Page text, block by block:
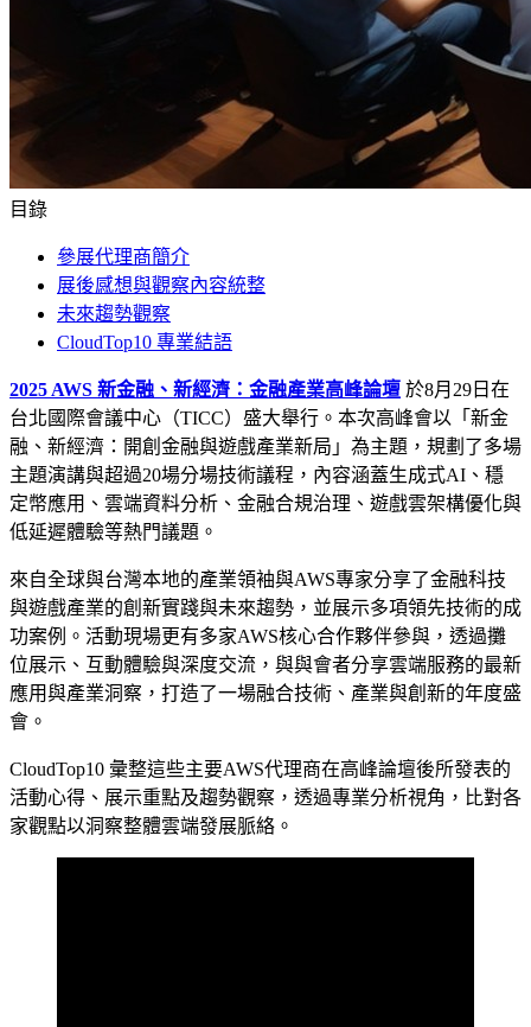
目錄
參展代理商簡介
展後感想與觀察內容統整
未來趨勢觀察
CloudTop10 專業結語
2025 AWS 新金融、新經濟：金融產業高峰論壇 於8月29日在
台北國際會議中心（TICC）盛大舉行。本次高峰會以「新金
融、新經濟：開創金融與遊戲產業新局」為主題，規劃了多場
主題演講與超過20場分場技術議程，內容涵蓋生成式AI、穩
定幣應用、雲端資料分析、金融合規治理、遊戲雲架構優化與
低延遲體驗等熱門議題。
來自全球與台灣本地的產業領袖與AWS專家分享了金融科技
與遊戲產業的創新實踐與未來趨勢，並展示多項領先技術的成
功案例。活動現場更有多家AWS核心合作夥伴參與，透過攤
位展示、互動體驗與深度交流，與與會者分享雲端服務的最新
應用與產業洞察，打造了一場融合技術、產業與創新的年度盛
會。
CloudTop10 彙整這些主要AWS代理商在高峰論壇後所發表的
活動心得、展示重點及趨勢觀察，透過專業分析視角，比對各
家觀點以洞察整體雲端發展脈絡。